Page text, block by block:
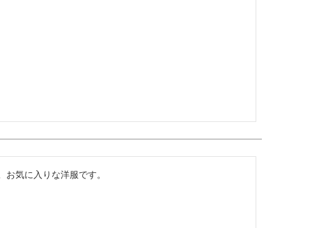
気に入りな洋服です。